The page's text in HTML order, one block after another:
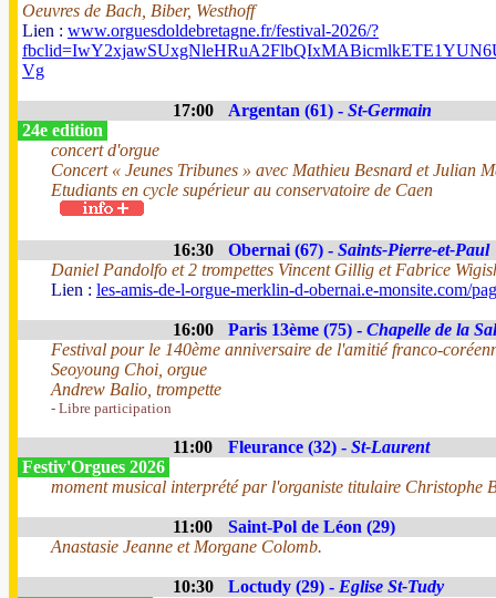
Oeuvres de Bach, Biber, Westhoff
Lien : www.orguesdoldebretagne.fr/festival-2026/?
Vg
17:00 Argentan (61) - St-Germain
24e edition
concert d'orgue
Concert « Jeunes Tribunes » avec Mathieu Besnard et Julian
Etudiants en cycle supérieur au conservatoire de Caen
16:30 Obernai (67) - Saints-Pierre-et-Paul
Daniel Pandolfo et 2 trompettes Vincent Gillig et Fabrice
Lien : les-amis-de-l-orgue-merklin-d-obernai.e-monsite.com/
16:00 Paris 13ème (75) - Chapelle de la
Festival pour le 140ème anniversaire de l'amitié franco-
Seoyoung Choi, orgue
Andrew Balio, trompette
- Libre participation
11:00 Fleurance (32) - St-Laurent
Festiv'Orgues 2026
moment musical interprété par l'organiste titulaire Christophe
11:00
Saint-Pol de Léon (29)
Anastasie Jeanne et Morgane Colomb.
10:30 Loctudy (29) - Eglise St-Tudy